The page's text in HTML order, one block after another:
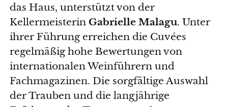
das Haus, unterstützt von der
Kellermeisterin Gabrielle Malagu. Unter
ihrer Führung erreichen die Cuvées
regelmäßig hohe Bewertungen von
internationalen Weinführern und
Fachmagazinen. Die sorgfältige Auswahl
der Trauben und die langjährige